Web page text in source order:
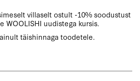
villaselt ostult -10% soodustust
WOOLISHI uudistega kursis.
täishinnaga toodetele.